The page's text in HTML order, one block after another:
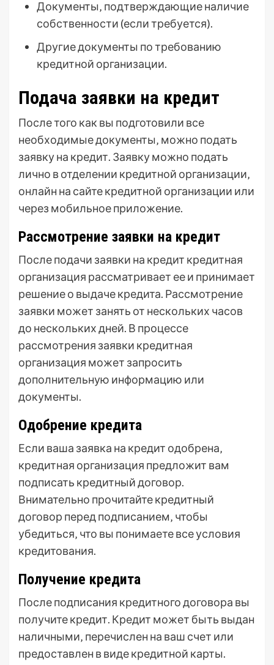
Документы‚ подтверждающие наличие
собственности (если требуется).
Другие документы по требованию
кредитной организации.
Подача заявки на кредит
После того как вы подготовили все
необходимые документы‚ можно подать
заявку на кредит. Заявку можно подать
лично в отделении кредитной организации‚
онлайн на сайте кредитной организации или
через мобильное приложение.
Рассмотрение заявки на кредит
После подачи заявки на кредит кредитная
организация рассматривает ее и принимает
решение о выдаче кредита. Рассмотрение
заявки может занять от нескольких часов
до нескольких дней. В процессе
рассмотрения заявки кредитная
организация может запросить
дополнительную информацию или
документы.
Одобрение кредита
Если ваша заявка на кредит одобрена‚
кредитная организация предложит вам
подписать кредитный договор.
Внимательно прочитайте кредитный
договор перед подписанием‚ чтобы
убедиться‚ что вы понимаете все условия
кредитования.
Получение кредита
После подписания кредитного договора вы
получите кредит. Кредит может быть выдан
наличными‚ перечислен на ваш счет или
предоставлен в виде кредитной карты.